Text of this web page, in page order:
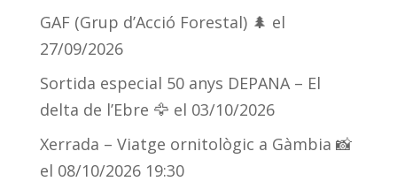
GAF (Grup d’Acció Forestal) 🌲 el
27/09/2026
Sortida especial 50 anys DEPANA – El
delta de l’Ebre 🦅 el 03/10/2026
Xerrada – Viatge ornitològic a Gàmbia 📸
el 08/10/2026 19:30